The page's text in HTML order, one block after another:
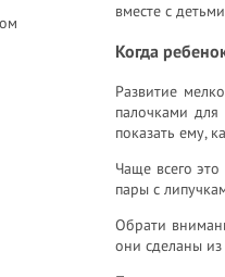
вместе с
Когда
Развитие
палочками
показать ему,
Чаще всего
пары с
Обрати
они сделаны из